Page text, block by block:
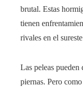
brutal. Estas
tienen
rivales en el
Las peleas pueden
piernas. Pero